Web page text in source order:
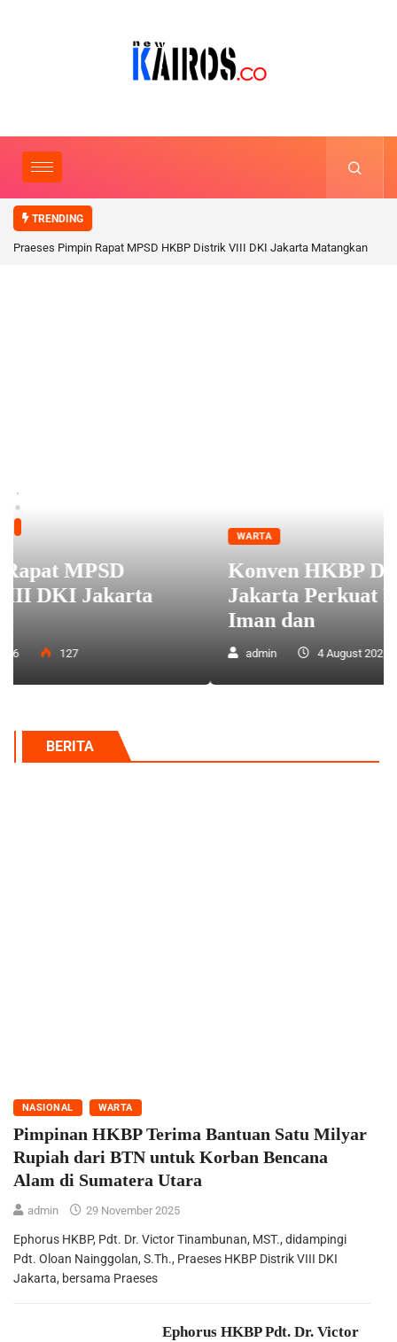
TRENDING
Praeses Pimpin Rapat MPSD HKBP Distrik VIII DKI Jakarta Matangkan
Konven HKBP Distrik VIII DKI
Jakarta Perkuat Keteladanan
admin 174
BERITA
NASIONAL WARTA
Pimpinan HKBP Terima Bantuan Satu Milyar
Rupiah dari BTN untuk Korban Bencana
Alam di Sumatera Utara
admin 29 November 2025
Ephorus HKBP, Pdt. Dr. Victor Tinambunan, MST., didampingi
Pdt. Oloan Nainggolan, S.Th., Praeses HKBP Distrik VIII DKI
Jakarta, bersama Praeses
Ephorus HKBP Pdt. Dr. Victor